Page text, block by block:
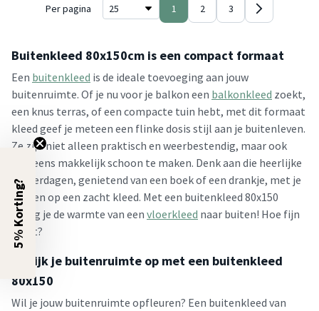
Per pagina 1 2 3
Buitenkleed 80x150cm is een compact formaat
Een buitenkleed is de ideale toevoeging aan jouw
buitenruimte. Of je nu voor je balkon een balkonkleed zoekt,
een knus terras, of een compacte tuin hebt, met dit formaat
kleed geef je meteen een flinke dosis stijl aan je buitenleven.
Ze zijn niet alleen praktisch en weerbestendig, maar ook
nog eens makkelijk schoon te maken. Denk aan die heerlijke
zomerdagen, genietend van een boek of een drankje, met je
voeten op een zacht kleed. Met een buitenkleed 80x150
breng je de warmte van een vloerkleed naar buiten! Hoe fijn
is dat?
Vrolijk je buitenruimte op met een buitenkleed
80x150
Wil je jouw buitenruimte opfleuren? Een buitenkleed van
5% Korting?